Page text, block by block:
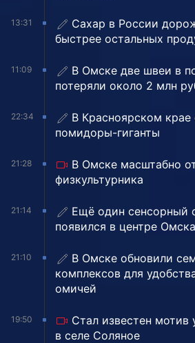
13:31
Сахар в России
быстрее остальных
11:09
В Омске две швеи в
потеряли около 2 млн
22:34
В Красноярском
помидоры-гиганты
21:28
В Омске масштабно
физкультурника
21:14
Ещё один сенсорный
появился в центре Омска
21:10
В Омске обновили
комплексов для
омичей
19:50
Стал известен
в селе Соляное